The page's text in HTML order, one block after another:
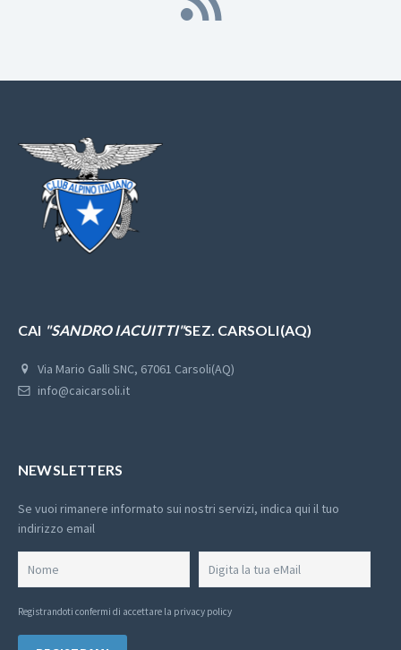
CAI "SANDRO IACUITTI"SEZ. CARSOLI(AQ)
Via Mario Galli SNC, 67061 Carsoli(AQ)
info@caicarsoli.it
NEWSLETTERS
Se vuoi rimanere informato sui nostri servizi, indica qui il tuo
indirizzo email
Registrandoti confermi di accettare la privacy policy